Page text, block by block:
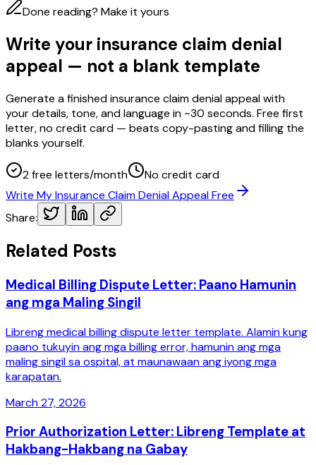
Done reading? Make it yours
Write your insurance claim denial
appeal — not a blank template
Generate a finished insurance claim denial appeal with
your details, tone, and language in ~30 seconds. Free first
letter, no credit card — beats copy-pasting and filling the
blanks yourself.
2 free letters/month
No credit card
Write My Insurance Claim Denial Appeal Free
Share:
Related Posts
Medical Billing Dispute Letter: Paano Hamunin
ang mga Maling Singil
Libreng medical billing dispute letter template. Alamin kung
paano tukuyin ang mga billing error, hamunin ang mga
maling singil sa ospital, at maunawaan ang iyong mga
karapatan.
March 27, 2026
Prior Authorization Letter: Libreng Template at
Hakbang-Hakbang na Gabay